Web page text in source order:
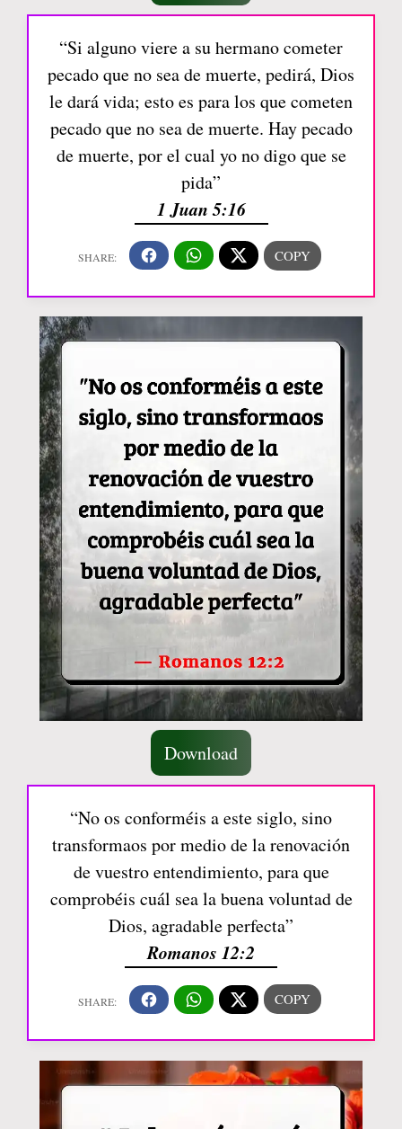
“Si alguno viere a su hermano cometer
pecado que no sea de muerte, pedirá, Dios
le dará vida; esto es para los que cometen
pecado que no sea de muerte. Hay pecado
de muerte, por el cual yo no digo que se
pida”
1 Juan 5:16
Download
“No os conforméis a este siglo, sino
transformaos por medio de la renovación
de vuestro entendimiento, para que
comprobéis cuál sea la buena voluntad de
Dios, agradable perfecta”
Romanos 12:2